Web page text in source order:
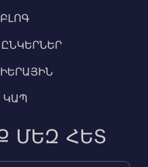
ԲԼՈԳ
ԿԱՊ
ՄԵԶ ՀԵՏ